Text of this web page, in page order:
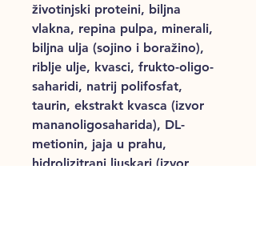
životinjski proteini, biljna
vlakna, repina pulpa, minerali,
biljna ulja (sojino i boražino),
riblje ulje, kvasci, frukto-oligo-
saharidi, natrij polifosfat,
taurin, ekstrakt kvasca (izvor
mananoligosaharida), DL-
metionin, jaja u prahu,
hidrolizitrani ljuskari (izvor